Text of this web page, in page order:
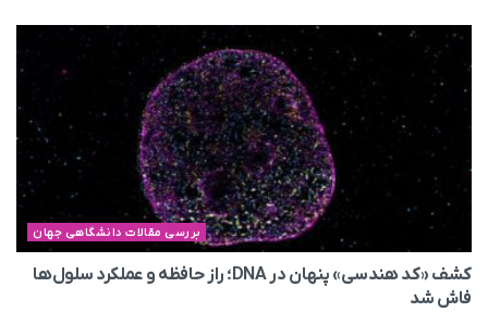
بررسی مقالات دانشگاهی جهان
کشف «کد هندسی» پنهان در DNA؛ راز حافظه و عملکرد سلول‌ها
فاش شد